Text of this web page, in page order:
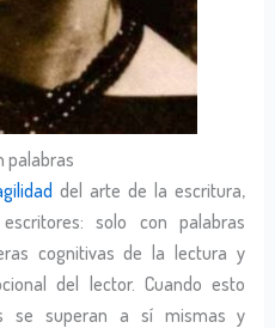
palabras
del arte de la escritura,
solo con palabras
cognitivas de la lectura y
del lector. Cuando esto
se superan a sí mismas y